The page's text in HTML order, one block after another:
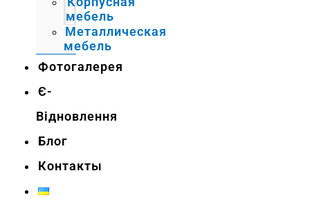
мебель
Металлическая
мебель
Фотогалерея
Є-
Відновлення
Блог
Контакты